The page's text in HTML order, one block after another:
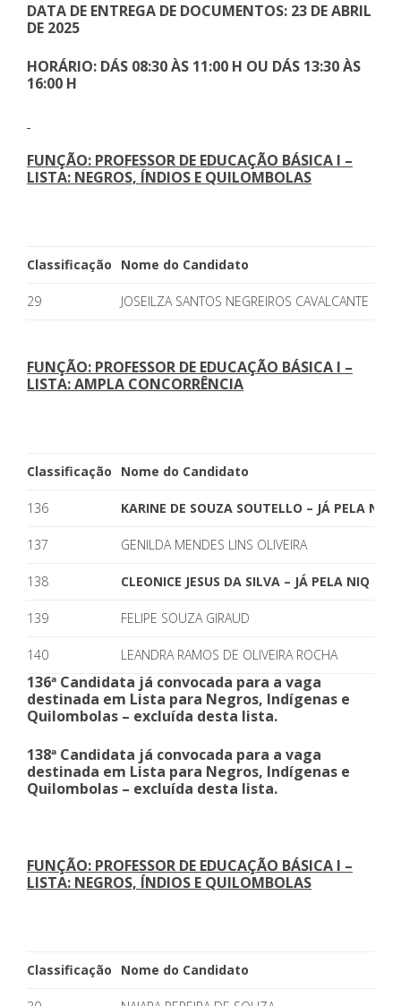
DATA DE ENTREGA DE DOCUMENTOS: 23 DE ABRIL
DE 2025
HORÁRIO: DÁS 08:30 ÀS 11:00 H OU DÁS 13:30 ÀS
16:00 H
FUNÇÃO: PROFESSOR DE EDUCAÇÃO BÁSICA I –
LISTA: NEGROS, ÍNDIOS E QUILOMBOLAS
Classificação Nome do Candidato
29 JOSEILZA SANTOS NEGREIROS CAVALCANTE
FUNÇÃO: PROFESSOR DE EDUCAÇÃO BÁSICA I –
LISTA: AMPLA CONCORRÊNCIA
Classificação Nome do Candidato
136 KARINE DE SOUZA SOUTELLO – JÁ PELA NIQ
137 GENILDA MENDES LINS OLIVEIRA
138 CLEONICE JESUS DA SILVA – JÁ PELA NIQ
139 FELIPE SOUZA GIRAUD
140 LEANDRA RAMOS DE OLIVEIRA ROCHA
136ª Candidata já convocada para a vaga
destinada em Lista para Negros, Indígenas e
Quilombolas – excluída desta lista.
138ª Candidata já convocada para a vaga
destinada em Lista para Negros, Indígenas e
Quilombolas – excluída desta lista.
FUNÇÃO: PROFESSOR DE EDUCAÇÃO BÁSICA I –
LISTA: NEGROS, ÍNDIOS E QUILOMBOLAS
Classificação Nome do Candidato